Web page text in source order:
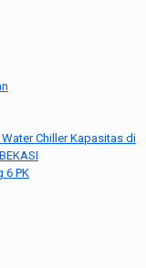
Chiller Kapasitas di
6 PK